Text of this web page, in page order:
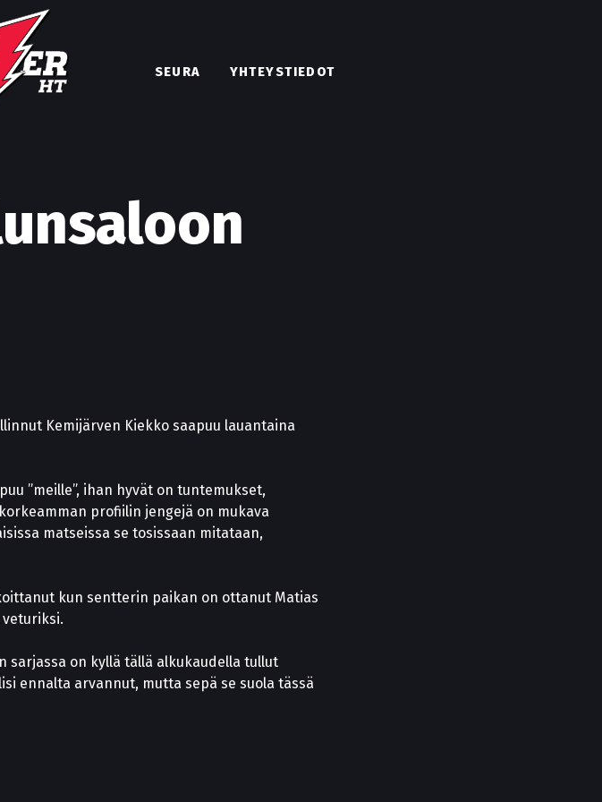
SEURA YHTEYSTIEDOT
Kemijärven Kiekko saapuu lauantaina
”meille”, ihan hyvät on tuntemukset,
profiilin jengejä on mukava
matseissa se tosissaan mitataan,
kun sentterin paikan on ottanut Matias
sarjassa on kyllä tällä alkukaudella tullut
ennalta arvannut, mutta sepä se suola tässä